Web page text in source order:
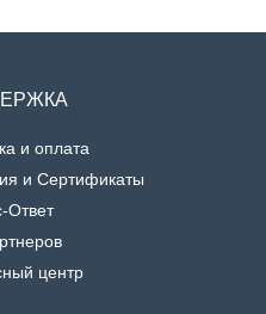
и оплата
и Сертификаты
Ответ
центр